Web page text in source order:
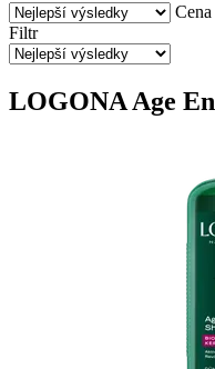
Cena
Filtr
LOGONA Age